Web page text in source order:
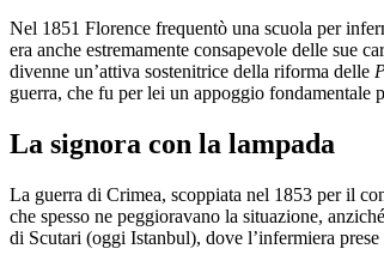
Nel 1851 Florence frequentò una scuola per
era anche estremamente consapevole delle sue
divenne un’attiva sostenitrice della riforma delle
guerra, che fu per lei un appoggio fondamentale
La signora con la lampada
La guerra di Crimea, scoppiata nel 1853 per il
che spesso ne peggioravano la situazione,
di Scutari (oggi Istanbul), dove l’infermiera